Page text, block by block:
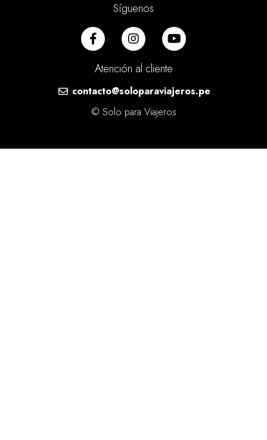
Síguenos
Atención al cliente
contacto@soloparaviajeros.pe
© Solo para Viajeros